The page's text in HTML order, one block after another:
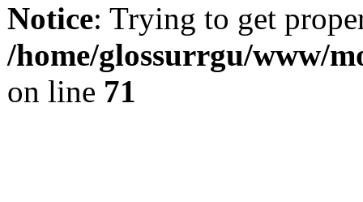
Notice: Trying to get
/home/glossurrgu/www/
on line 71